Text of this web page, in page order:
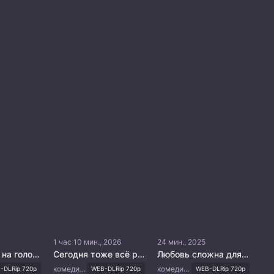
Жизнь с ног на голову
DLRip 720p
1 час 10 мин., 2026
Сегодня тоже всё распродано
комедия, романтика WEB-DLRip 720p
24 мин., 2025
Любовь сложна для наследника
комедия, романтика WEB-DLRip 720p